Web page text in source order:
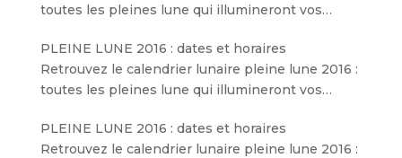
toutes les pleines lune qui illumineront vos…
PLEINE LUNE 2016 : dates et horaires
Retrouvez le calendrier lunaire pleine lune 2016 :
toutes les pleines lune qui illumineront vos…
PLEINE LUNE 2016 : dates et horaires
Retrouvez le calendrier lunaire pleine lune 2016 :